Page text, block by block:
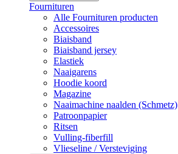
Fournituren
Alle Fournituren producten
Accessoires
Biaisband
Biaisband jersey
Elastiek
Naaigarens
Hoodie koord
Magazine
Naaimachine naalden (Schmetz)
Patroonpapier
Ritsen
Vulling-fiberfill
Vlieseline / Versteviging